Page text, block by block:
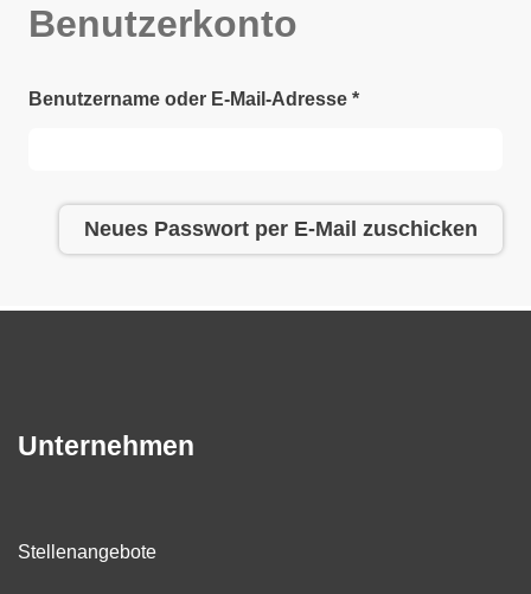
Benutzerkonto
Benutzername oder E-Mail-Adresse *
Neues Passwort per E-Mail zuschicken
Unternehmen
Stellenangebote